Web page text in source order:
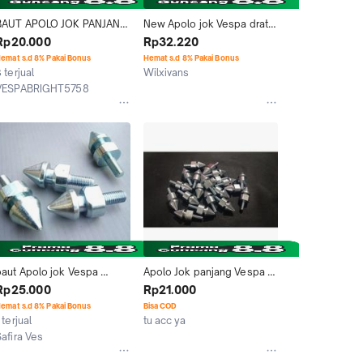
APOLO JOK PANJANG
DRAT 11 DAN 12
s.d 8% Pakai Bonus
terjual
New Apolo jok Vespa drat
kunci 11/12
Rp32.220
Hemat s.d 8% Pakai Bonus
Wilxivans
Apolo jok Vespa
12
s.d 8% Pakai Bonus
terjual
Ves
Apolo Jok panjang Vespa
drat 11 dan 12
Rp21.000
Bisa COD
tu acc ya